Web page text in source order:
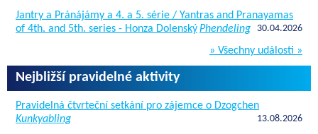
Jantry a Pránájámy a 4. a 5. série / Yantras and Pranayamas
of 4th. and 5th. series - Honza DolenskýPhendeling 30.04.2026
» Všechny události »
Nejbližší pravidelné aktivity
Pravidelná čtvrteční setkání pro zájemce o Dzogchen
Kunkyabling
13.08.2026